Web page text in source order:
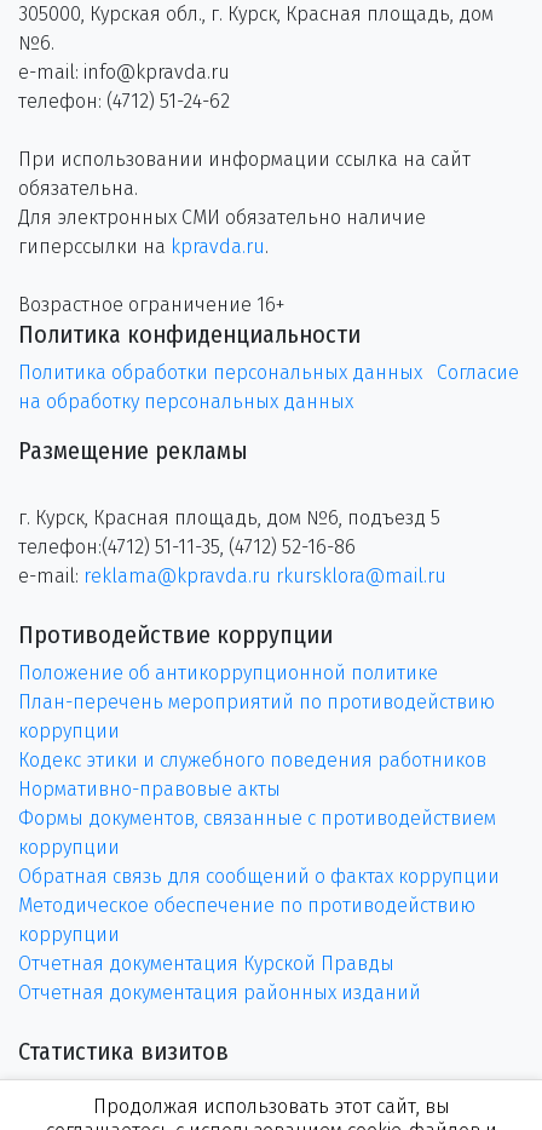
305000, Курская обл., г. Курск, Красная площадь, дом
№6.
e-mail: info@kpravda.ru
телефон: (4712) 51-24-62
При использовании информации ссылка на сайт
обязательна.
Для электронных СМИ обязательно наличие
гиперссылки на kpravda.ru.
Возрастное ограничение 16+
Политика конфиденциальности
Политика обработки персональных данных
Согласие
на обработку персональных данных
Размещение рекламы
г. Курск, Красная площадь, дом №6, подъезд 5
телефон:(4712) 51-11-35, (4712) 52-16-86
e-mail: reklama@kpravda.ru rkursklora@mail.ru
Противодействие коррупции
Положение об антикоррупционной политике
План-перечень мероприятий по противодействию
коррупции
Кодекс этики и служебного поведения работников
Нормативно-правовые акты
Формы документов, связанные с противодействием
коррупции
Обратная связь для сообщений о фактах коррупции
Методическое обеспечение по противодействию
коррупции
Отчетная документация Курской Правды
Отчетная документация районных изданий
Статистика визитов
Продолжая использовать этот сайт, вы